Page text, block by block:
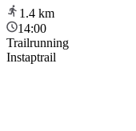
1.4 km
14:00
Trailrunning
Instaptrail